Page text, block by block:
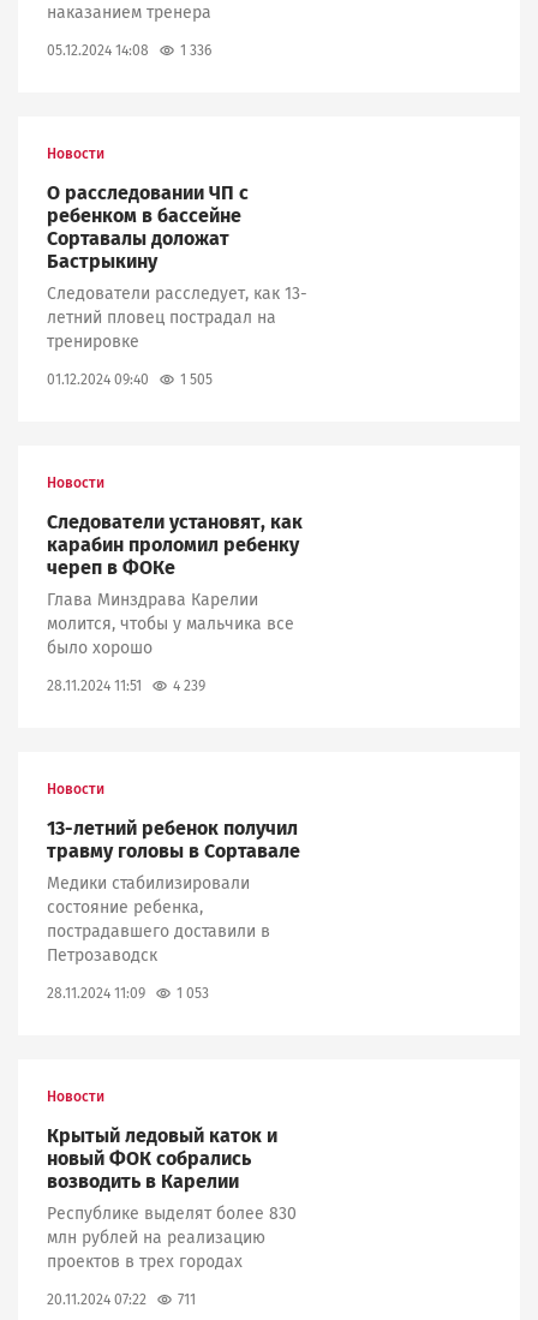
наказанием тренера
05.12.2024 14:08 1 336
Новости
О расследовании ЧП с
ребенком в бассейне
Сортавалы доложат
Бастрыкину
Следователи расследует, как 13-
летний пловец пострадал на
тренировке
01.12.2024 09:40 1 505
Новости
Следователи установят, как
карабин проломил ребенку
череп в ФОКе
Глава Минздрава Карелии
молится, чтобы у мальчика все
было хорошо
28.11.2024 11:51 4 239
Новости
13-летний ребенок получил
травму головы в Сортавале
Медики стабилизировали
состояние ребенка,
пострадавшего доставили в
Петрозаводск
28.11.2024 11:09 1 053
Новости
Крытый ледовый каток и
новый ФОК собрались
возводить в Карелии
Республике выделят более 830
млн рублей на реализацию
проектов в трех городах
20.11.2024 07:22 711